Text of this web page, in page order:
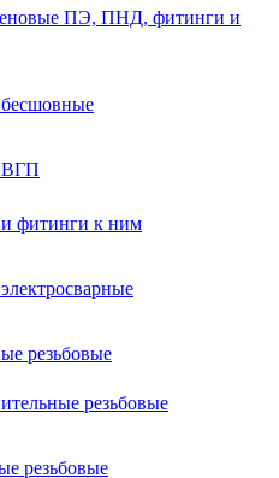
ПЭ, ПНД, фитинги и
ВГП
фитинги к ним
резьбовые
резьбовые
резьбовые